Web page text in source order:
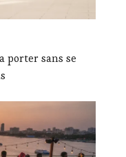
porter sans se